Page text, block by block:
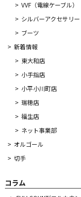
VVF（電線ケーブル）
シルバーアクセサリー
ブーツ
新着情報
東大和店
小手指店
小平小川町店
瑞穂店
福生店
ネット事業部
オルゴール
切手
コラム